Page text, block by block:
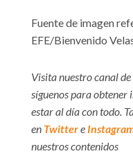
Fuente de imagen
EFE/Bienvenido
Visita nuestro canal
síguenos para
estar al día con todo.
en Twittere
nuestros contenidos